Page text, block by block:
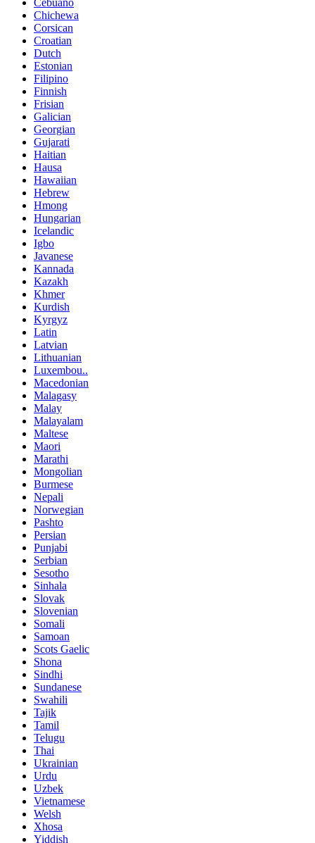
Cebuano
Chichewa
Corsican
Croatian
Dutch
Estonian
Filipino
Finnish
Frisian
Galician
Georgian
Gujarati
Haitian
Hausa
Hawaiian
Hebrew
Hmong
Hungarian
Icelandic
Igbo
Javanese
Kannada
Kazakh
Khmer
Kurdish
Kyrgyz
Latin
Latvian
Lithuanian
Luxembou..
Macedonian
Malagasy
Malay
Malayalam
Maltese
Maori
Marathi
Mongolian
Burmese
Nepali
Norwegian
Pashto
Persian
Punjabi
Serbian
Sesotho
Sinhala
Slovak
Slovenian
Somali
Samoan
Scots Gaelic
Shona
Sindhi
Sundanese
Swahili
Tajik
Tamil
Telugu
Thai
Ukrainian
Urdu
Uzbek
Vietnamese
Welsh
Xhosa
Yiddish